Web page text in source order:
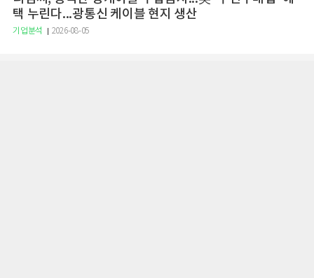
택 누린다...광통신 케이블 현지 생산
기업분석 2026-08-05